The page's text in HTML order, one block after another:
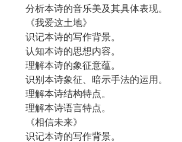
分析本诗的音乐美及其具体表现。
《我爱这土地》
识记本诗的写作背景。
认知本诗的思想内容。
理解本诗的象征意蕴。
识别本诗象征、暗示手法的运用。
理解本诗结构特点。
理解本诗语言特点。
《相信未来》
识记本诗的写作背景。